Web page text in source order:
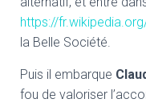
https://
la Belle Société.
Puis il embarque
fou de valoriser